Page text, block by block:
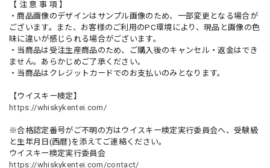
【 注 意 事 項 】
・商品画像のデザインはサンプル画像のため、一部変更となる場合が
ございます。また、お客様のご利用のPC環境により、現品と画像の色
味に違いが感じられる場合がございます。
・当商品は受注生産商品のため、ご購入後のキャンセル・返金はでき
ません。あらかじめご了承ください。
・当商品はクレジットカードでのお支払いのみとなります。
【ウイスキー検定】
https://whiskykentei.com/
※合格認定番号がご不明の方はウイスキー検定実行委員会へ、受験級
と生年月日(西暦)を添えてご連絡ください。
ウイスキー検定実行委員会
https://whiskykentei.com/contact/